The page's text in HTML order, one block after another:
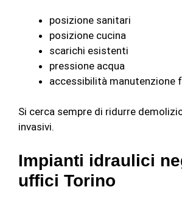
posizione sanitari
posizione cucina
scarichi esistenti
pressione acqua
accessibilità manutenzione
Si cerca sempre di ridurre
invasivi.
Impianti idraulici
uffici Torino